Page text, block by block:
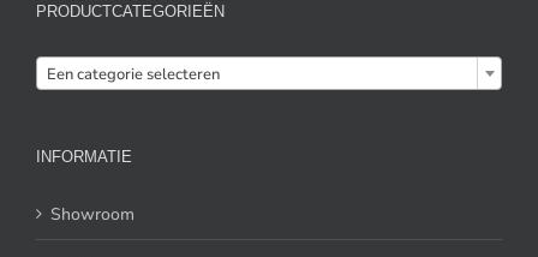
PRODUCTCATEGORIEËN
Een categorie selecteren
INFORMATIE
Showroom